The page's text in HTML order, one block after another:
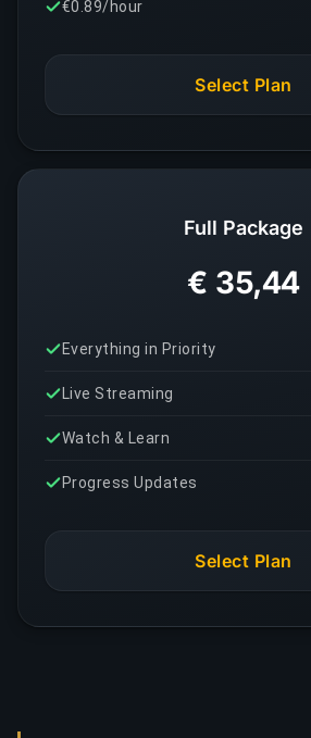
€0.89/hour
Select Plan
Full Package
€ 35,44
Everything in Priority
Live Streaming
Watch & Learn
Progress Updates
Select Plan